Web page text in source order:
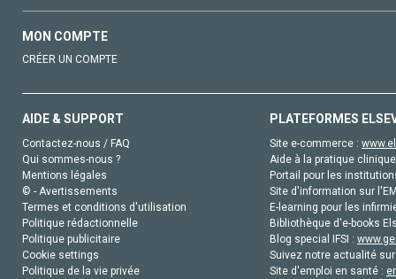
MON COMPTE
CRÉER UN COMPTE
AIDE & SUPPORT
Contactez-nous / FAQ
Qui sommes-nous ?
Mentions légales
© - Avertissements
Termes et conditions d'utilisation
Politique rédactionnelle
Politique publicitaire
Cookie settings
Politique de la vie privée
PLATEFORMES
Site e-commerce :
Aide à la pratique
Portail pour les
Site d'information sur
E-learning pour les
Bibliothèque d'e-books
Blog special IFSI :
Suivez notre actualité
Site d'emploi en santé :